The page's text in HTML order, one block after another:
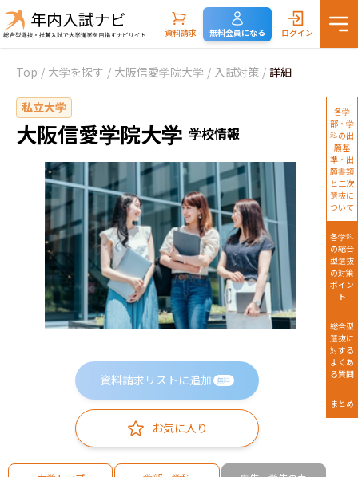
資料請求 無料会員になる ログイン
Top / 大学を探す / 大阪信愛学院大学 / 入試対策 / 詳細
私立大学
大阪信愛学院大学 学校情報
資料請求リストに追加 無料
お気に入り
各学
部・学
科の出
願基
準・出
願書類
と二次
選抜に
ついて
各学科
の総合
型選抜
の対策
ポイン
ト
総合型
選抜に
対する
よくあ
る質問
まとめ